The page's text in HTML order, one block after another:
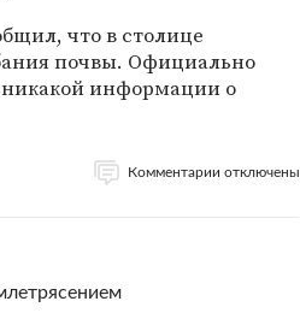
что в столице
почвы. Официально
никакой информации о
Комментарии отключены